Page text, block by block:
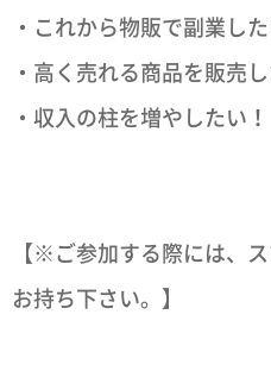
・これから物販で副業した
・高く売れる商品を販売し
・収入の柱を増やしたい！
【※ご参加する際には、
お持ち下さい。】